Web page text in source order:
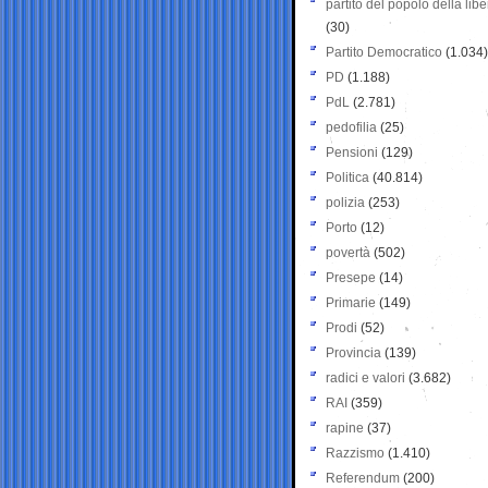
partito del popolo della
(30)
Partito Democratico (1.034)
PD (1.188)
PdL (2.781)
pedofilia (25)
Pensioni (129)
Politica (40.814)
polizia (253)
Porto (12)
povertà (502)
Presepe (14)
Primarie (149)
Prodi (52)
Provincia (139)
radici e valori (3.682)
RAI (359)
rapine (37)
Razzismo (1.410)
Referendum (200)